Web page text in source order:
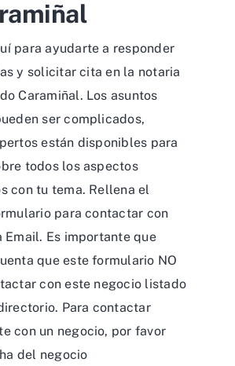
para ayudarte a responder
y solicitar cita en la notaria
Caramiñal. Los asuntos
ser complicados,
están disponibles para
todos los aspectos
con tu tema. Rellena el
para contactar con
Email. Es importante que
que este formulario NO
con este negocio listado
Para contactar
con un negocio, por favor
del negocio